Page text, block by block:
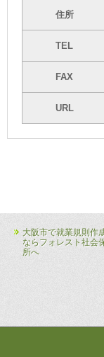
住所
TEL
FAX
URL
大阪市で就業規則作
ならフォレスト社会
所へ